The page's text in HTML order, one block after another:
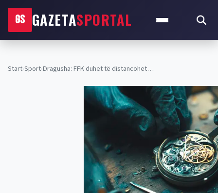
GS GAZETASPORTAL
Start›Sport›Dragusha: FFK duhet të distancohet…